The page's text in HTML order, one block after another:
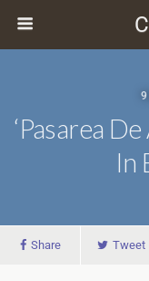
9
‘Pasarea
In
Share Tweet